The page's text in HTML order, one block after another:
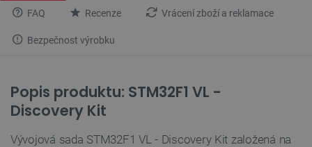
FAQ Recenze Vrácení zboží a reklamace
Bezpečnost výrobku
Popis produktu: STM32F1 VL -
Discovery Kit
Vývojová sada STM32F1 VL - Discovery Kit založená na